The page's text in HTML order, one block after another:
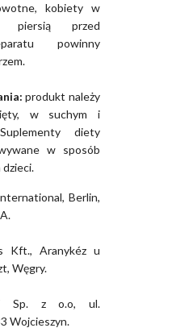
kobiety w
piersią przed
powinny
produkt należy
w suchym i
diety
w sposób
dzieci.
Berlin,
Kft., Aranykéz u
Węgry.
Sp. z o.o, ul.
Wojcieszyn.